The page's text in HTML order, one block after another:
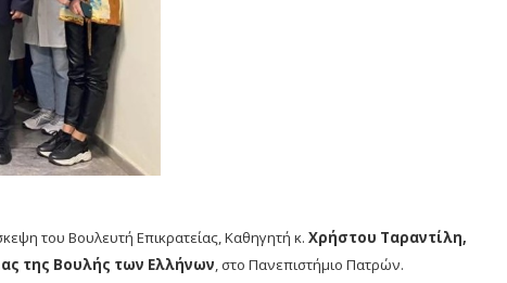
του Βουλευτή Επικρατείας, Καθηγητή κ. Χρήστου Ταραντίλη,
της Βουλής των Ελλήνων, στο Πανεπιστήμιο Πατρών.